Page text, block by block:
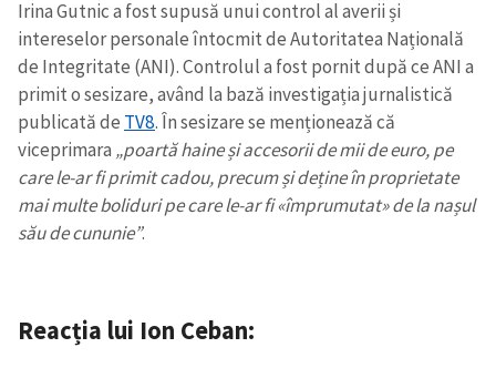
Irina Gutnic a fost supusă unui control al averii și
intereselor personale întocmit de Autoritatea Națională
de Integritate (ANI). Controlul a fost pornit după ce ANI a
primit o sesizare, având la bază investigația jurnalistică
publicată de TV8. În sesizare se menționează că
viceprimara „poartă haine și accesorii de mii de euro, pe
care le-ar fi primit cadou, precum și deține în proprietate
mai multe boliduri pe care le-ar fi «împrumutat» de la nașul
său de cununie”.
Reacția lui Ion Ceban: